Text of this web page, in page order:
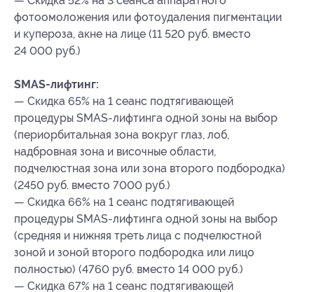
фотоомоложения или фотоудаления пигментации
и купероза, акне на лице (11 520 руб. вместо
24 000 руб.)
SMAS-лифтинг:
— Скидка 65% на 1 сеанс подтягивающей
процедуры SMAS-лифтинга одной зоны на выбор
(периорбитальная зона вокруг глаз, лоб,
надбровная зона и височные области,
подчелюстная зона или зона второго подбородка)
(2450 руб. вместо 7000 руб.)
— Скидка 66% на 1 сеанс подтягивающей
процедуры SMAS-лифтинга одной зоны на выбор
(средняя и нижняя треть лица с подчелюстной
зоной и зоной второго подбородка или лицо
полностью) (4760 руб. вместо 14 000 руб.)
— Скидка 67% на 1 сеанс подтягивающей